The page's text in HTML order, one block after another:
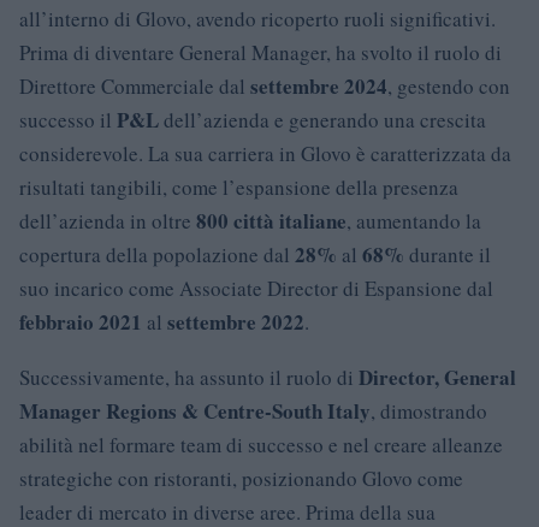
all’interno di Glovo, avendo ricoperto ruoli significativi.
Prima di diventare General Manager, ha svolto il ruolo di
Direttore Commerciale dal settembre 2024, gestendo con
successo il P&Ldell’azienda e generando una crescita
considerevole. La sua carriera in Glovo è caratterizzata da
risultati tangibili, come l’espansione della presenza
dell’azienda in oltre 800 città italiane, aumentando la
copertura della popolazione dal 28% al 68% durante il
suo incarico come Associate Director di Espansione dal
febbraio 2021 al settembre 2022.
Successivamente, ha assunto il ruolo di Director, General
Manager Regions & Centre-South Italy, dimostrando
abilità nel formare team di successo e nel creare alleanze
strategiche con ristoranti, posizionando Glovo come
leader di mercato in diverse aree. Prima della sua